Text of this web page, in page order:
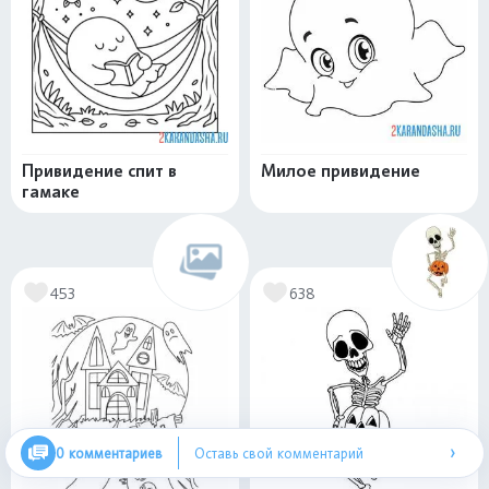
Привидение спит в
гамаке
Милое привидение
453 638
0 комментариев Оставь свой комментарий ›